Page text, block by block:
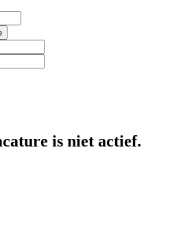
is niet actief.